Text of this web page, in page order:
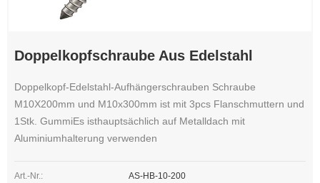
Doppelkopfschraube Aus Edelstahl
Doppelkopf-Edelstahl-Aufhängerschrauben Schraube
M10X200mm und M10x300mm ist mit 3pcs Flanschmuttern und
1Stk. GummiEs isthauptsächlich auf Metalldach mit
Aluminiumhalterung verwenden
Art.-Nr.: AS-HB-10-200